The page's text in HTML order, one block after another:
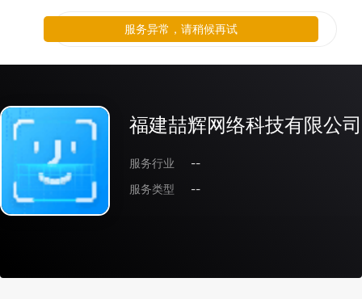
福建喆辉网络科技有限公司
服务行业
--
服务类型
--
服务异常，请稍候再试